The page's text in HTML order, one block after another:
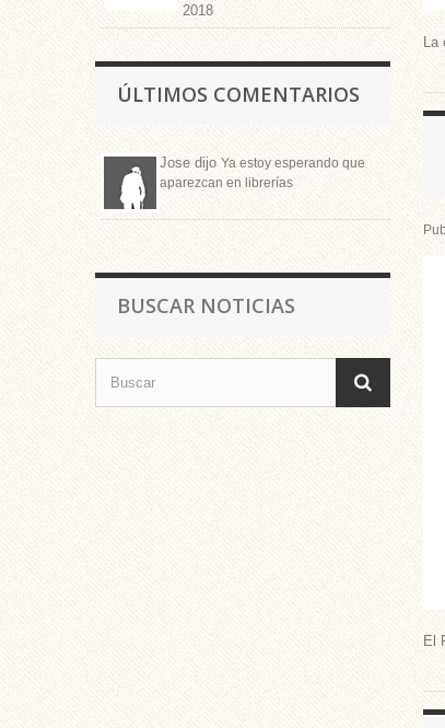
2018
ÚLTIMOS COMENTARIOS
Jose dijo Ya estoy esperando que
aparezcan en librerías
BUSCAR NOTICIAS
La
El